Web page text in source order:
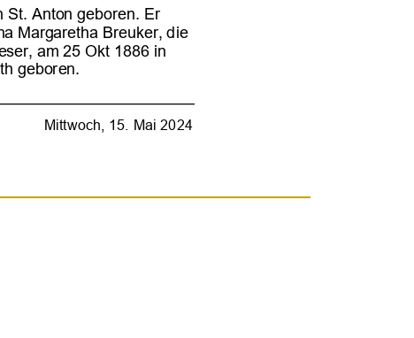




